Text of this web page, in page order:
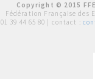
Copyright © 2015
Fédération Française des
01 39 44 65 80 | contact :